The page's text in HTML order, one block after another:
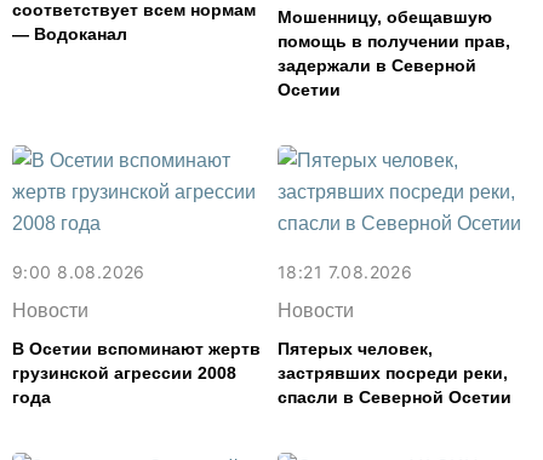
соответствует всем нормам
— Водоканал
Мошенницу, обещавшую
помощь в получении прав,
задержали в Северной
Осетии
9:00 8.08.2026
Новости
В Осетии вспоминают жертв
грузинской агрессии 2008
года
18:21 7.08.2026
Новости
Пятерых человек,
застрявших посреди реки,
спасли в Северной Осетии